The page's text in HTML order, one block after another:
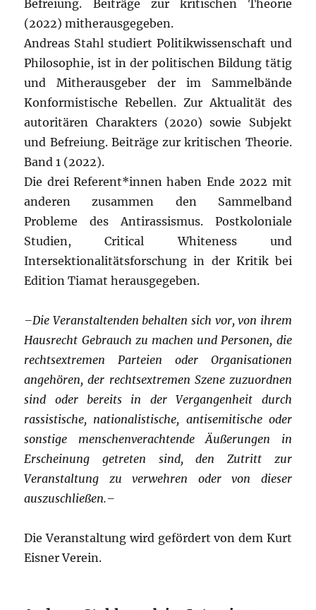
Befreiung. Beiträge zur kritischen Theorie
(2022) mitherausgegeben.
Andreas Stahl studiert Politikwissenschaft und
Philosophie, ist in der politischen Bildung tätig
und Mitherausgeber der im Sammelbände
Konformistische Rebellen. Zur Aktualität des
autoritären Charakters (2020) sowie Subjekt
und Befreiung. Beiträge zur kritischen Theorie.
Band 1 (2022).
Die drei Referent*innen haben Ende 2022 mit
anderen zusammen den Sammelband
Probleme des Antirassismus. Postkoloniale
Studien, Critical Whiteness und
Intersektionalitätsforschung in der Kritik bei
Edition Tiamat herausgegeben.
–Die Veranstaltenden behalten sich vor, von ihrem
Hausrecht Gebrauch zu machen und Personen, die
rechtsextremen Parteien oder Organisationen
angehören, der rechtsextremen Szene zuzuordnen
sind oder bereits in der Vergangenheit durch
rassistische, nationalistische, antisemitische oder
sonstige menschenverachtende Äußerungen in
Erscheinung getreten sind, den Zutritt zur
Veranstaltung zu verwehren oder von dieser
auszuschließen.–
Die Veranstaltung wird gefördert von dem Kurt
Eisner Verein.